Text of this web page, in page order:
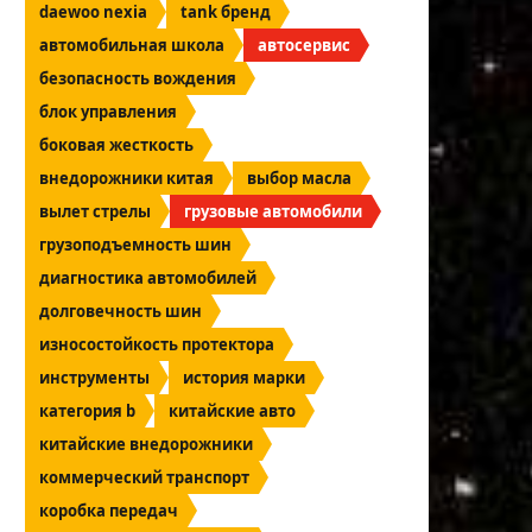
daewoo nexia
tank бренд
автомобильная школа
автосервис
безопасность вождения
блок управления
боковая жесткость
внедорожники китая
выбор масла
вылет стрелы
грузовые автомобили
грузоподъемность шин
диагностика автомобилей
долговечность шин
износостойкость протектора
инструменты
история марки
категория b
китайские авто
китайские внедорожники
коммерческий транспорт
коробка передач